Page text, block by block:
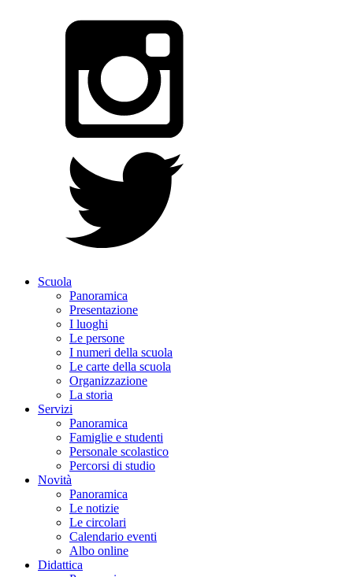
Scuola
Panoramica
Presentazione
I luoghi
Le persone
I numeri della scuola
Le carte della scuola
Organizzazione
La storia
Servizi
Panoramica
Famiglie e studenti
Personale scolastico
Percorsi di studio
Novità
Panoramica
Le notizie
Le circolari
Calendario eventi
Albo online
Didattica